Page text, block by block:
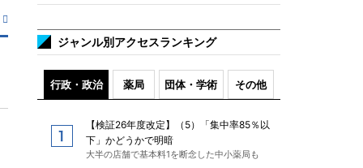
ジャンル別アクセスランキング
行政・政治 薬局 団体・学術 その他
【検証26年度改定】（5）「集中率85％以
下」かどうかで明暗
大半の店舗で基本料1を断念した中小薬局も